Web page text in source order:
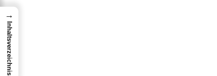
→
Inhaltsverzeichnis